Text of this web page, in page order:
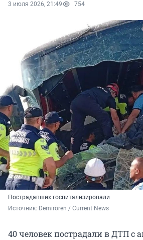
3 июля 2026, 21:49 754
Пострадавших госпитализировали
Источник: Demirören / Current News
40 человек пострадали в ДТП с